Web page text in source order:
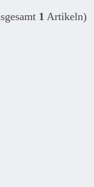
1 Artikeln)